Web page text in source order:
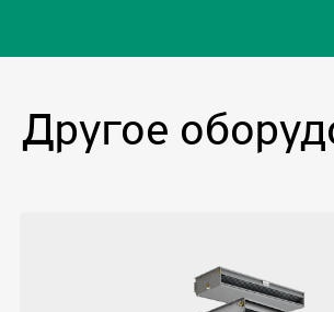
Другое